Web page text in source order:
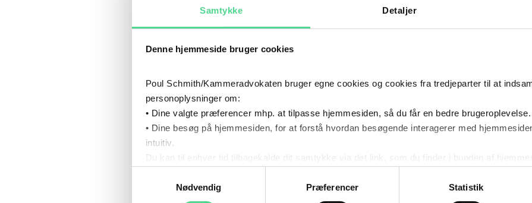
Samtykke Detaljer
Denne hjemmeside bruger cookies
Poul Schmith/Kammeradvokaten bruger egne cookies og cookies fra tredjeparter til at
personoplysninger om:
• Dine valgte præferencer mhp. at tilpasse hjemmesiden, så du får en bedre brugeroplevelse.
• Dine besøg på hjemmesiden, for at forstå hvordan besøgende interagerer med
intuitiv.
Du kan til enhver tid tilbagekalde dit samtykke via det link, som du finder i bunden af
Læs mere om vores behandling af personoplysninger her.
Nødvendig
Præferencer Statistik
ejendom ikke var reguleret i kommuneplanen.
Byrettens dom blev indbragt for landsretten, hvor parterne i
væsentligste gentog deres synspunkter, og grundejeren
retsvirkning og ikke kunne håndhæves over for grundejeren.